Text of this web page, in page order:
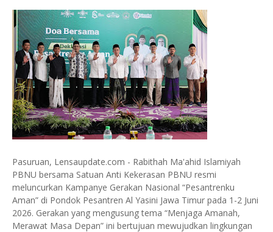
Pasuruan, Lensaupdate.com - Rabithah Ma'ahid Islamiyah
PBNU bersama Satuan Anti Kekerasan PBNU resmi
meluncurkan Kampanye Gerakan Nasional “Pesantrenku
Aman” di Pondok Pesantren Al Yasini Jawa Timur pada 1-2 Juni
2026. Gerakan yang mengusung tema “Menjaga Amanah,
Merawat Masa Depan” ini bertujuan mewujudkan lingkungan